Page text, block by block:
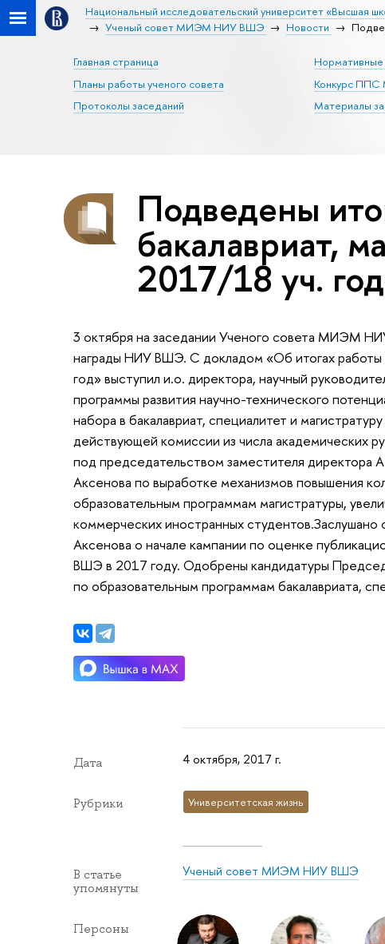
Национальный исследовательский университет «Высшая
Ученый совет МИЭМ НИУ ВШЭ
Новости
Главная страница
Планы работы ученого совета
Протоколы заседаний
Конкурс
Материалы
Подведены
бакалавриат,
2017/18 уч.
3 октября на заседании Ученого совета МИЭМ
награды НИУ ВШЭ. С докладом «Об итогах
год» выступил и.о. директора, научный
программы развития научно-технического
набора в бакалавриат, специалитет и
действующей комиссии из числа академических
под председательством заместителя директора
Аксенова по выработке механизмов повышения
образовательным программам магистратуры,
коммерческих иностранных
Аксенова о начале кампании по оценке
ВШЭ в 2017 году. Одобрены кандидатуры
по образовательным программам бакалавриата,
Дата 4 октября, 2017 г.
Рубрики Университетская жизнь
В статье
упомянуты
Ученый совет МИЭМ НИУ ВШЭ
Персоны